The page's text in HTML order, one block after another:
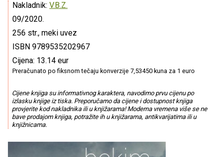
Nakladnik: V.B.Z.
09/2020.
256 str., meki uvez
ISBN 9789535202967
Cijena: 13.14 eur
Preračunato po fiksnom tečaju konverzije 7,53450 kuna za 1 euro
Cijene knjiga su informativnog karaktera, navodimo prvu cijenu po
izlasku knjige iz tiska. Preporučamo da cijene i dostupnost knjiga
provjerite kod nakladnika ili u knjižarama! Moderna vremena više se ne
bave prodajom knjiga, potražite ih u knjižarama, antikvarijatima ili u
knjižnicama.